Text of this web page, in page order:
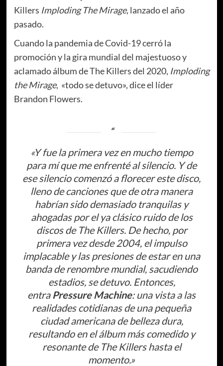
Killers Imploding The Mirage, lanzado el año
pasado.
Cuando la pandemia de Covid-19 cerró la
promoción y la gira mundial del majestuoso y
aclamado álbum de The Killers del 2020, Imploding
the Mirage, «todo se detuvo», dice el líder
Brandon Flowers.
«Y fue la primera vez en mucho tiempo
para mí que me enfrenté al silencio. Y de
ese silencio comenzó a florecer este disco,
lleno de canciones que de otra manera
habrían sido demasiado tranquilas y
ahogadas por el ya clásico ruido de los
discos de The Killers. De hecho, por
primera vez desde 2004, el impulso
implacable y las presiones de estar en una
banda de renombre mundial, sacudiendo
estadios, se detuvo. Entonces,
entra Pressure Machine: una vista a las
realidades cotidianas de una pequeña
ciudad americana de belleza dura,
resultando en el álbum más comedido y
resonante de The Killers hasta el
momento.»